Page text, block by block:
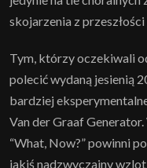
skojarzenia z
Tym, którzy oczekiwali
polecić wydaną jesienią
bardziej
Van der Graaf
“What, Now?” powinni
jakiś nadzwyczajny